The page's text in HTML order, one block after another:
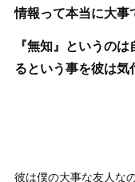
情報って本当に大事
『無知』というの
るという事を彼は気
彼は僕の大事な友人な